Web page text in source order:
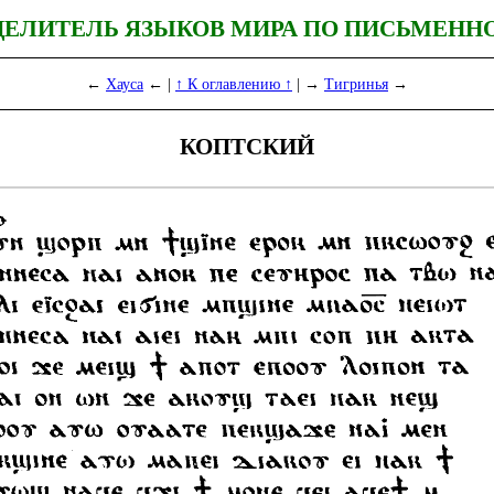
ЯЗЫКОВ МИРА ПО
← Хауса ← | ↑ К оглавлению ↑ | → Тигринья →
КОПТСКИЙ